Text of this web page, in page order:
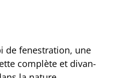
de fenestration, une
complète et divan-